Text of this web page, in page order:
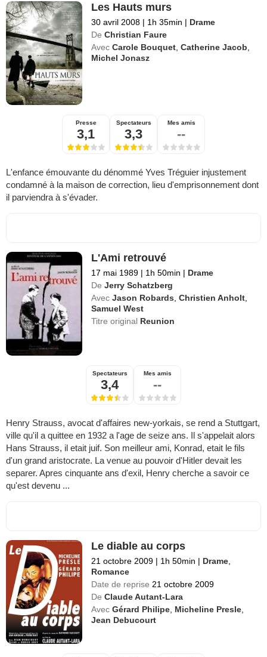
Les Hauts murs
30 avril 2008 | 1h 35min | Drame
De Christian Faure
Avec Carole Bouquet ,Catherine Jacob
Michel Jonasz
Presse
3,1
Spectateurs
3,3
Mes amis
--
L'enfance émouvante du dénommé Yves Tréguier injustement
condamné à la maison de correction, lieu d'emprisonnement dont
il parviendra à s'évader.
L'Ami retrouvé
17 mai 1989 | 1h 50min | Drame
De Jerry Schatzberg
Avec Jason Robards ,Christien Anholt
Samuel West
Titre original Reunion
Spectateurs
3,4
Mes amis
--
Henry Strauss, avocat d'affaires new-yorkais, se rend a Stuttgart,
ville qu'il a quittee en 1932 a l'age de seize ans. Il s'appelait alors
Hans Strauss, il etait juif. Son meilleur ami, Konrad, etait le fils
d'un grand aristocrate. La venue au pouvoir d'Hitler devait les
separer. Apres cinquante ans d'exil, Henry cherche a savoir ce
qu'est devenu ...
Le diable au corps
21 octobre 2009 | 1h 50min | Drame
Romance
Date de reprise 21 octobre 2009
De Claude Autant-Lara
Avec Gérard Philipe Micheline Presle
Jean Debucourt